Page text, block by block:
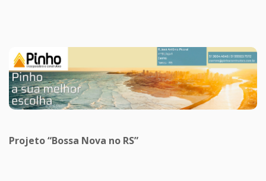
Projeto “Bossa Nova no RS”